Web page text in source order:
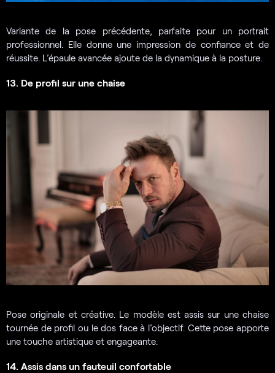
Variante de la pose précédente, parfaite pour un portrait
professionnel. Elle donne une impression de confiance et de
réussite. L’épaule avancée ajoute de la dynamique à la posture.
13. De profil sur une chaise
Pose originale et créative. Le modèle est assis sur une chaise
tournée de profil ou le dos face à l’objectif. Cette pose apporte
une touche artistique et engageante.
14. Assis dans un fauteuil confortable